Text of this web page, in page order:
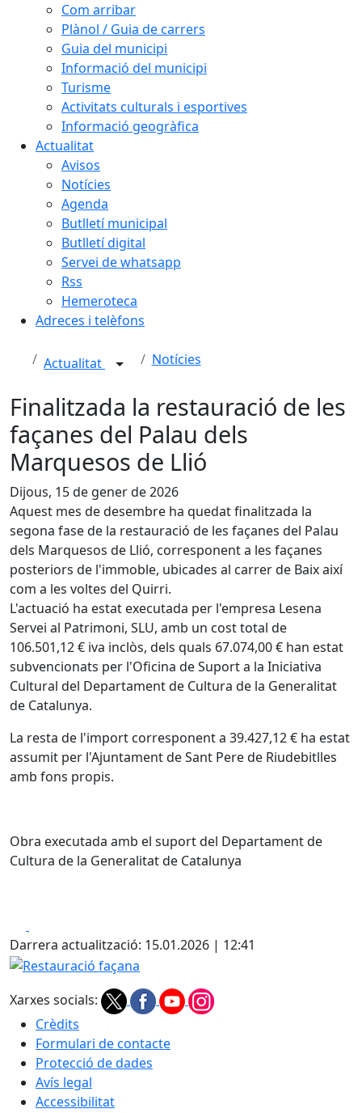
Com arribar
Plànol / Guia de carrers
Guia del municipi
Informació del municipi
Turisme
Activitats culturals i esportives
Informació geogràfica
Actualitat
Avisos
Notícies
Agenda
Butlletí municipal
Butlletí digital
Servei de whatsapp
Rss
Hemeroteca
Adreces i telèfons
Actualitat Notícies
Finalitzada la restauració de les
façanes del Palau dels
Marquesos de Llió
Dijous, 15 de gener de 2026
Aquest mes de desembre ha quedat finalitzada la
segona fase de la restauració de les façanes del Palau
dels Marquesos de Llió, corresponent a les façanes
posteriors de l'immoble, ubicades al carrer de Baix així
com a les voltes del Quirri.
L'actuació ha estat executada per l'empresa Lesena
Servei al Patrimoni, SLU, amb un cost total de
106.501,12 € iva inclòs, dels quals 67.074,00 € han estat
subvencionats per l'Oficina de Suport a la Iniciativa
Cultural del Departament de Cultura de la Generalitat
de Catalunya.
La resta de l'import corresponent a 39.427,12 € ha estat
assumit per l'Ajuntament de Sant Pere de Riudebitlles
amb fons propis.
Obra executada amb el suport del Departament de
Cultura de la Generalitat de Catalunya
Darrera actualització: 15.01.2026 | 12:41
Restauració façana
Xarxes socials:
Crèdits
Formulari de contacte
Protecció de dades
Avís legal
Accessibilitat